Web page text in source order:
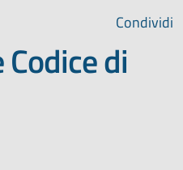
Condividi
di